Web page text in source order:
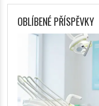
OBLÍBENÉ PŘÍSPĚVKY